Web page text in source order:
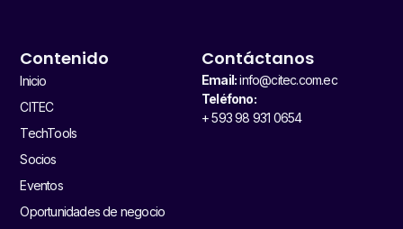
Contenido
Inicio
CITEC
TechTools
Socios
Eventos
Oportunidades de negocio
Contáctanos
Email:info@citec.com.ec
Teléfono:
+ 593 98 931 0654